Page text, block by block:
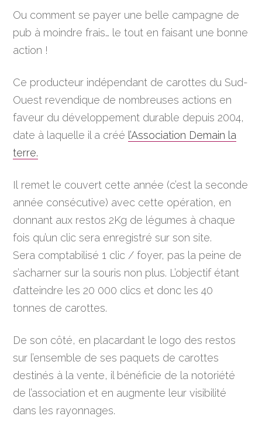
Ou comment se payer une belle campagne de
pub à moindre frais… le tout en faisant une bonne
action !
Ce producteur indépendant de carottes du Sud-
Ouest revendique de nombreuses actions en
faveur du développement durable depuis 2004,
date à laquelle il a créé l’Association Demain la
terre.
Il remet le couvert cette année (c’est la seconde
année consécutive) avec cette opération, en
donnant aux restos 2Kg de légumes à chaque
fois qu’un clic sera enregistré sur son site.
Sera comptabilisé 1 clic / foyer, pas la peine de
s’acharner sur la souris non plus. L’objectif étant
d’atteindre les 20 000 clics et donc les 40
tonnes de carottes.
De son côté, en placardant le logo des restos
sur l’ensemble de ses paquets de carottes
destinés à la vente, il bénéficie de la notoriété
de l’association et en augmente leur visibilité
dans les rayonnages.